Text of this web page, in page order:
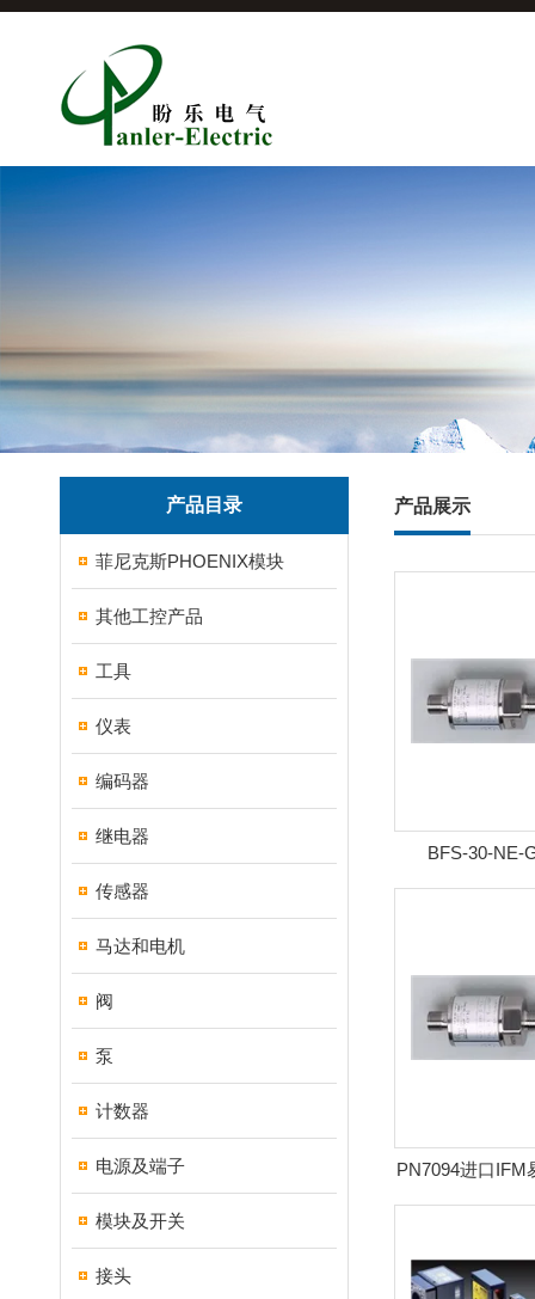
产品目录
菲尼克斯PHOENIX模块
其他工控产品
工具
仪表
编码器
继电器
传感器
马达和电机
阀
泵
计数器
电源及端子
模块及开关
接头
产品展示
BFS-30-NE-
STBarksdale压
PN7094进口IFM
器